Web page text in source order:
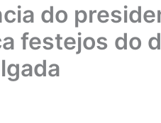
do
festejos do